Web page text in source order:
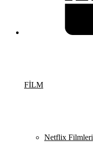
FİLM
Netflix Filmleri